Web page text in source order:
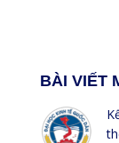
BÀI VIẾT